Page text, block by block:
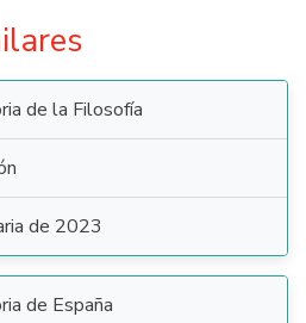
de la Filosofía
de 2023
de España